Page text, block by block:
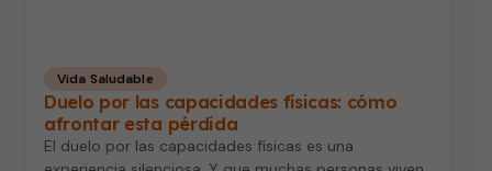
Vida Saludable
Duelo por las capacidades físicas: cómo
afrontar esta pérdida
El duelo por las capacidades físicas es una